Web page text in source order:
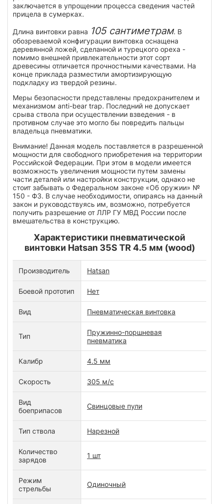
заключается в упрощении процесса сведения частей
прицела в сумерках.
Длина винтовки равна 105 сантиметрам. В
обозреваемой конфигурации винтовка оснащена
деревянной ложей, сделанной и турецкого ореха -
помимо внешней привлекательности этот сорт
древесины отличается прочностными качествами. На
конце приклада разместили амортизирующую
подкладку из твердой резины.
Меры безопасности представлены предохранителем и
механизмом anti-bear trap. Последний не допускает
срыва ствола при осуществлении взведения - в
противном случае это могло бы повредить пальцы
владельца пневматики.
Внимание! Данная модель поставляется в разрешенной
мощности для свободного приобретения на территории
Российской Федерации. При этом в модели имеется
возможность увеличения мощности путем замены
части деталей или настройки конструкции, однако не
стоит забывать о Федеральном законе «Об оружии» №
150 - ФЗ. В случае необходимости, опираясь на данный
закон и руководствуясь им, возможно, потребуется
получить разрешение от ЛЛР ГУ МВД России после
вмешательства в конструкцию.
Характеристики пневматической
винтовки Hatsan 35S TR 4.5 мм (wood)
Производитель Hatsan
Боевой прототип Нет
Вид Пневматическая винтовка
Тип
Пружинно-поршневая
пневматика
Калибр 4.5 мм
Скорость 305 м/с
Вид
боеприпасов
Свинцовые пули
Тип ствола Нарезной
Количество
зарядов
1 шт
Режим
стрельбы
Одиночный